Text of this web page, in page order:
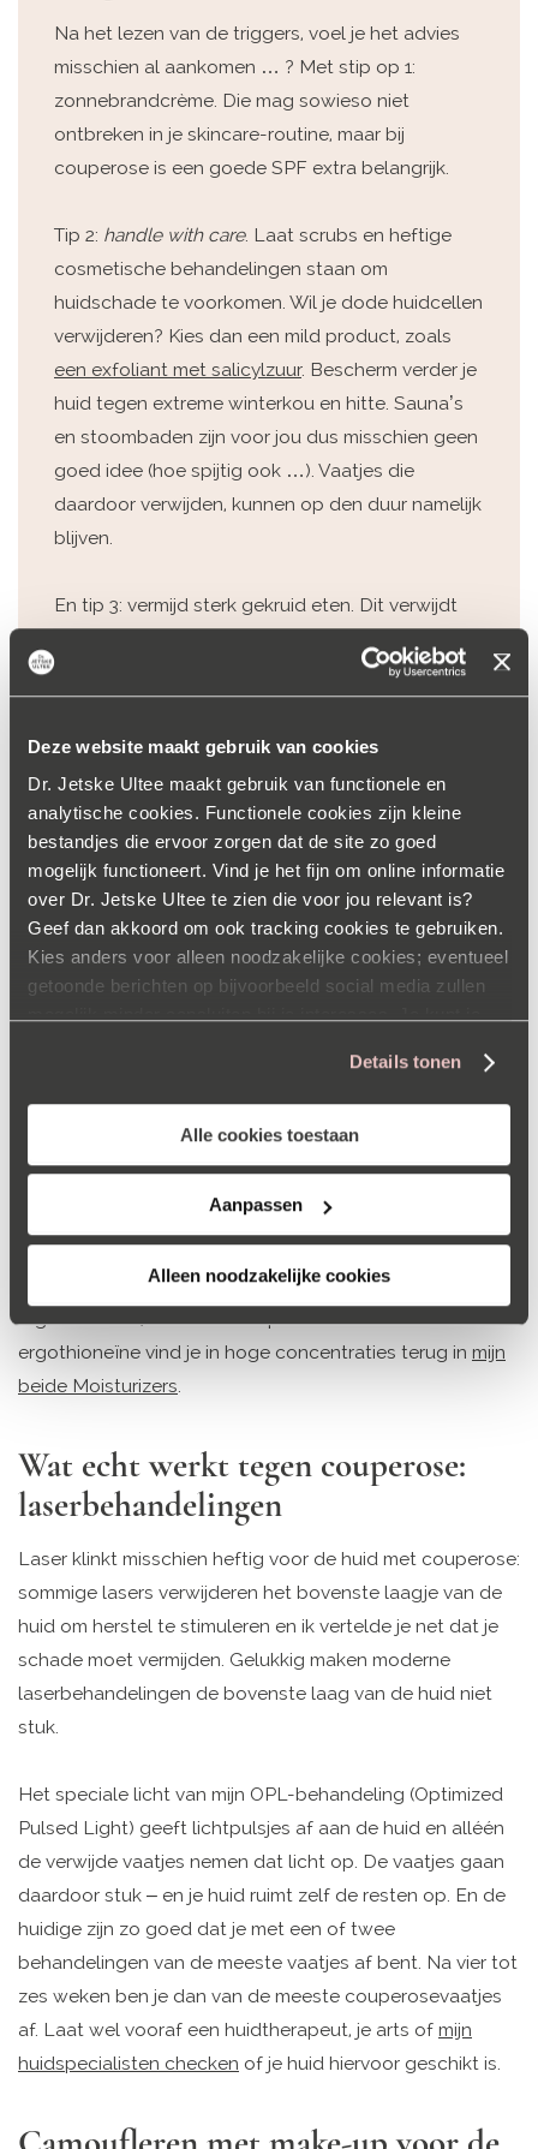
Deze website maakt gebruik van cookies
Dr. Jetske Ultee maakt gebruik van functionele en
analytische cookies. Functionele cookies zijn kleine
bestandjes die ervoor zorgen dat de site zo goed
mogelijk functioneert. Vind je het fijn om online informatie
over Dr. Jetske Ultee te zien die voor jou relevant is?
Geef dan akkoord om ook tracking cookies te gebruiken.
Kies anders voor alleen noodzakelijke cookies; eventueel
getoonde berichten op bijvoorbeeld social media zullen
Details tonen
Alle cookies toestaan
Aanpassen
Alleen noodzakelijke cookies
Na het lezen van de triggers, voel je het advies
misschien al aankomen … ? Met stip op 1:
zonnebrandcrème. Die mag sowieso niet
ontbreken in je skincare-routine, maar bij
couperose is een goede SPF extra belangrijk.
Tip 2: handle with care. Laat scrubs en heftige
cosmetische behandelingen staan om
huidschade te voorkomen. Wil je dode huidcellen
verwijderen? Kies dan een mild product, zoals
een exfoliant met salicylzuur. Bescherm verder je
huid tegen extreme winterkou en hitte. Sauna’s
en stoombaden zijn voor jou dus misschien geen
goed idee (hoe spijtig ook …). Vaatjes die
daardoor verwijden, kunnen op den duur namelijk
blijven.
En tip 3: vermijd sterk gekruid eten. Dit verwijdt
je couperose. Ook alcohol is geen goed idee bij
couperose.
Helpen deze tips niet (voldoende)? Lees dan
meer over mijn laserbehandelingen.
Crèmes die couperose verwijderen?
Helaas …
Nou vraag je je misschien af: is er niet gewoon een crème
couperose verwijderen.
Heb je couperose én is je huid door irritatie extra rood?
Dan is een crème met kalmerende ingrediënten wel een
goed idee. Zoals niacinamide, zoethoutwortelextract,
ergothioneïne, allantoïne en panthenol. Niacinamide en
ergothioneïne vind je in hoge concentraties terug in mijn
beide Moisturizers.
Wat echt werkt tegen couperose:
laserbehandelingen
Laser klinkt misschien heftig voor de huid met couperose:
sommige lasers verwijderen het bovenste laagje van de
huid om herstel te stimuleren en ik vertelde je net dat je
schade moet vermijden. Gelukkig maken moderne
laserbehandelingen de bovenste laag van de huid niet
stuk.
Het speciale licht van mijn OPL-behandeling (Optimized
Pulsed Light) geeft lichtpulsjes af aan de huid en alléén
de verwijde vaatjes nemen dat licht op. De vaatjes gaan
daardoor stuk – en je huid ruimt zelf de resten op. En de
huidige zijn zo goed dat je met een of twee
behandelingen van de meeste vaatjes af bent. Na vier tot
zes weken ben je dan van de meeste couperosevaatjes
af. Laat wel vooraf een huidtherapeut, je arts of mijn
huidspecialisten checken of je huid hiervoor geschikt is.